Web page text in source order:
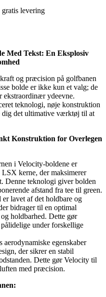
gratis levering
Med Tekst: En Eksplosiv
og præcision på golfbanen
bolde er ikke kun et valg; de
ydeevne.
teknologi, nøje konstruktion
dig det ultimative værktøj til at
Konstruktion for Overlegen
i Velocity-boldene er
kerne, der maksimerer
Denne teknologi giver bolden
afstand fra tee til green.
er lavet af det holdbare og
bidrager til en optimal
holdbarhed. Dette gør
under forskellige
aerodynamiske egenskaber
der sikrer en stabil
Dette gør Velocity til
med præcision.